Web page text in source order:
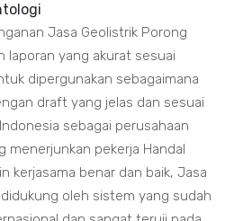
Jasa Geolistrik Porong
laporan yang akurat sesuai
dipergunakan sebagaimana
draft yang jelas dan sesuai
sebagai perusahaan
menerjunkan pekerja Handal
kerjasama benar dan baik, Jasa
oleh sistem yang sudah